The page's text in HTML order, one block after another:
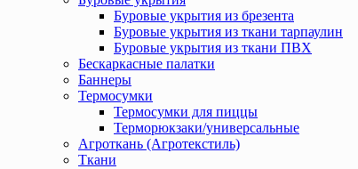
Буровые укрытия из брезента
Буровые укрытия из ткани тарпаулин
Буровые укрытия из ткани ПВХ
Бескаркасные палатки
Баннеры
Термосумки
Термосумки для пиццы
Терморюкзаки/универсальные
Агроткань (Агротекстиль)
Ткани